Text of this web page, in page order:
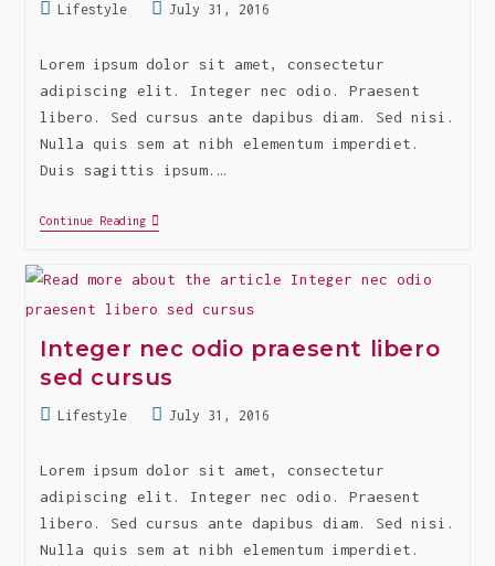
PostLifestyle
Post
modified:
July 31, 2016
Lorem ipsum dolor sit amet, consectetur
adipiscing elit. Integer nec odio. Praesent
libero. Sed cursus ante dapibus diam. Sed nisi.
Nulla quis sem at nibh elementum imperdiet.
Duis sagittis ipsum.…
Continue ReadingMattis
Interdum
Magna
Eget
Integer nec odio praesent libero
sed cursus
PostLifestyle
Post
modified:
July 31, 2016
Lorem ipsum dolor sit amet, consectetur
adipiscing elit. Integer nec odio. Praesent
libero. Sed cursus ante dapibus diam. Sed nisi.
Nulla quis sem at nibh elementum imperdiet.